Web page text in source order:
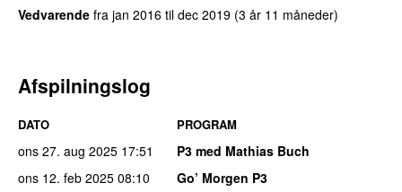
Vedvarende fra jan 2016 til dec 2019 (3 år 11 måneder)
Afspilningslog
DATO PROGRAM
ons 27. aug 2025 17:51
P3 med Mathias Buch
ons 12. feb 2025 08:10
Go’ Morgen P3